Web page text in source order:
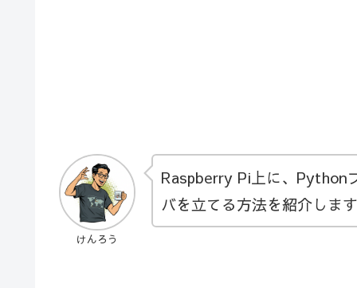
けんろう
Raspberry Pi上に、Python
バを立てる方法を紹介しま